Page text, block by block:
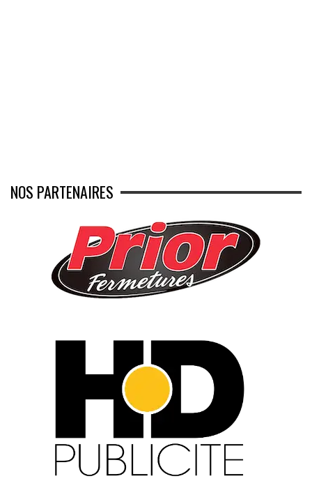
NOS PARTENAIRES